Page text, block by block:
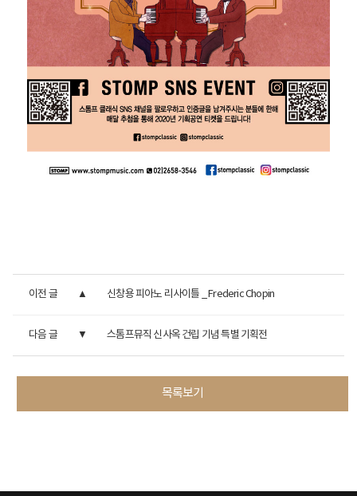
이전 글 신창용 피아노 리사이틀 _ Frederic Chopin
다음 글 스톰프뮤직 신사옥 건립 기념 특별 기획전
목록보기